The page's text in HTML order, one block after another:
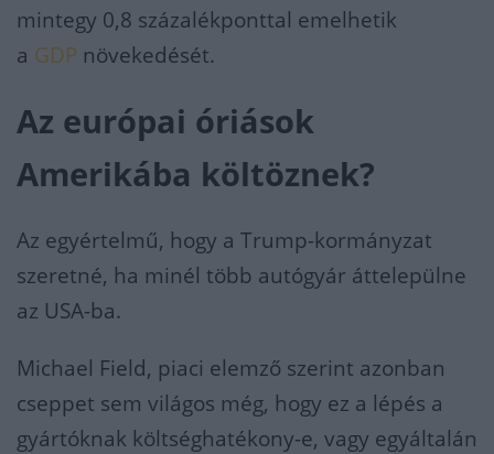
mintegy 0,8 százalékponttal emelhetik
a GDP növekedését.
Az európai óriások
Amerikába költöznek?
Az egyértelmű, hogy a Trump-kormányzat
szeretné, ha minél több autógyár áttelepülne
az USA-ba.
Michael Field, piaci elemző szerint azonban
cseppet sem világos még, hogy ez a lépés a
gyártóknak költséghatékony-e, vagy egyáltalán